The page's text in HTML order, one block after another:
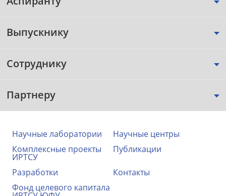
Выпускнику
Сотруднику
Партнеру
Научные лаборатории
Научные центры
Комплексные проекты
ИРТСУ
Публикации
Разработки
Контакты
Фонд целевого капитала